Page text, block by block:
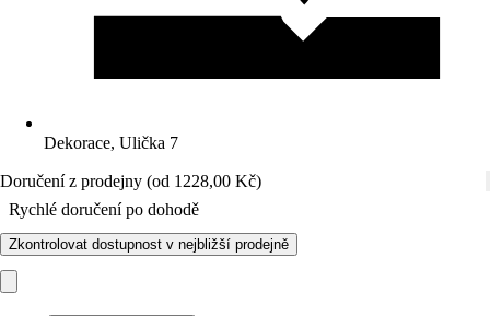
Dekorace, Ulička 7
Doručení z prodejny (od 1228,00 Kč)
Rychlé doručení po dohodě
Zkontrolovat dostupnost v nejbližší prodejně